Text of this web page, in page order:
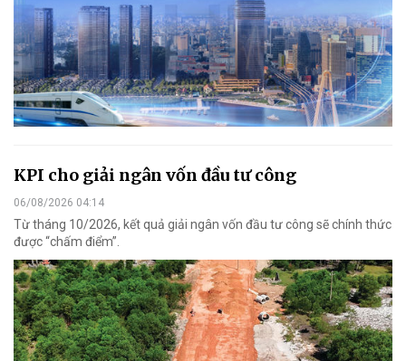
KPI cho giải ngân vốn đầu tư công
06/08/2026 04:14
Từ tháng 10/2026, kết quả giải ngân vốn đầu tư công sẽ chính thức
được “chấm điểm”.